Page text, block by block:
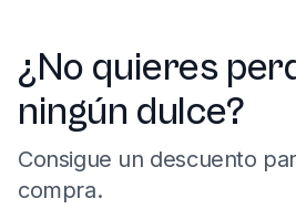
¿No quieres
ningún dulce?
Consigue un descuento
compra.